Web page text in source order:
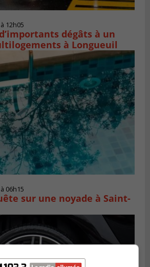
12h05
dégâts à un
à Longueuil
06h15
sur une noyade à Saint-